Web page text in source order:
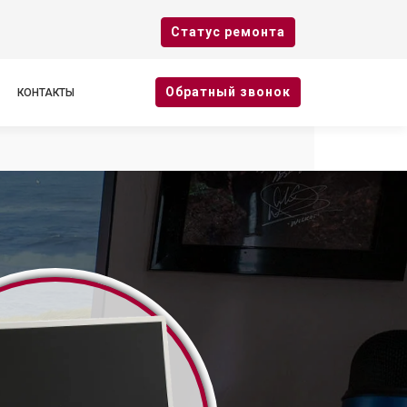
Cтатус ремонта
КОНТАКТЫ Oбратный звонок